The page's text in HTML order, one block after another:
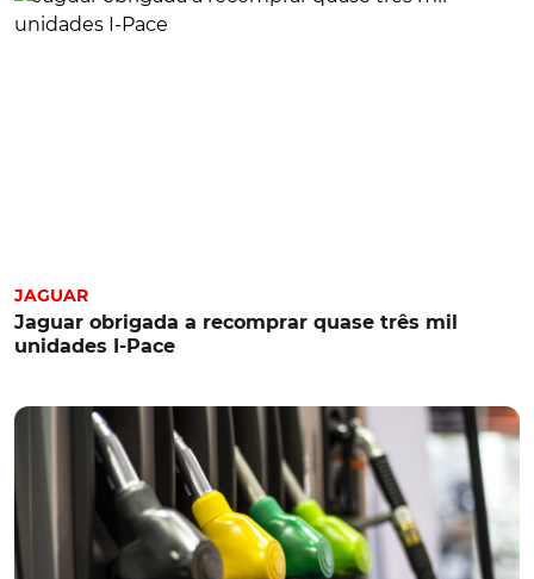
JAGUAR
Jaguar obrigada a recomprar quase três mil
unidades I-Pace